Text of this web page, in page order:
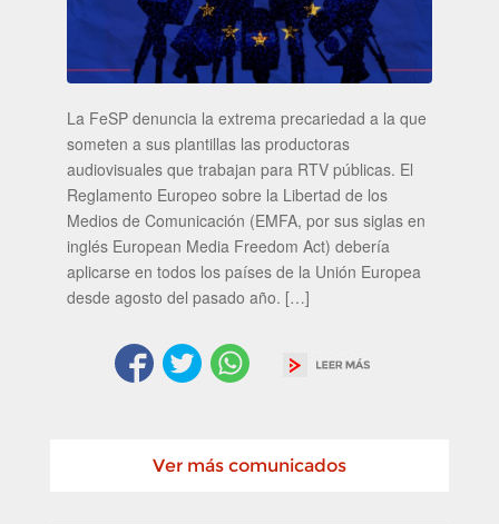
La FeSP denuncia la extrema precariedad a la que
someten a sus plantillas las productoras
audiovisuales que trabajan para RTV públicas. El
Reglamento Europeo sobre la Libertad de los
Medios de Comunicación (EMFA, por sus siglas en
inglés European Media Freedom Act) debería
aplicarse en todos los países de la Unión Europea
desde agosto del pasado año. […]
Ver más comunicados